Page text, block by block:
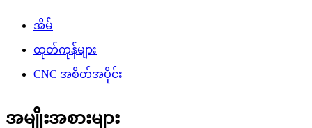
အိမ်
ထုတ်ကုန်များ
CNC အစိတ်အပိုင်း
အမျိုးအစားများ